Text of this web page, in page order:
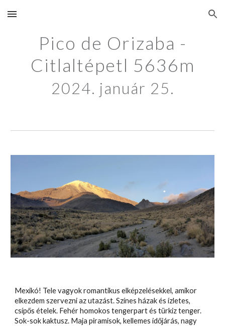
Skip to main content Skip to navigation
Pico de Orizaba -
Citlaltépetl 5636m
2024. január 25.
Mexikó! Tele vagyok romantikus elképzelésekkel, amikor
elkezdem szervezni az utazást. Színes házak és ízletes,
csípős ételek. Fehér homokos tengerpart és türkiz tenger.
Sok-sok kaktusz. Maja piramisok, kellemes időjárás, nagy